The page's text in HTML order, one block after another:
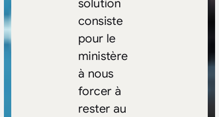
solution
consiste
pour le
ministère
à nous
forcer à
rester au